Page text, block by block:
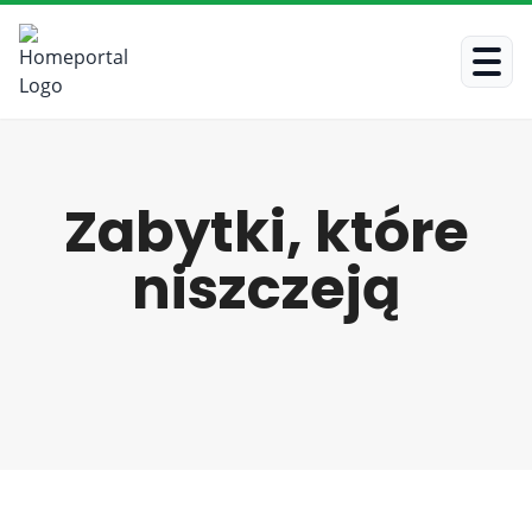
Zabytki, które
niszczeją